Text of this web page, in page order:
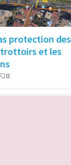
protection des
et les
0